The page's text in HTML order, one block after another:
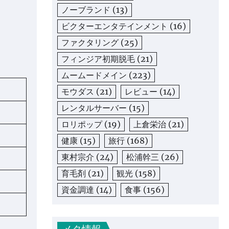
ノーブランド (13)
ビクターエンタテインメント (16)
ファクタリング (25)
フィンジア初期脱毛 (21)
ムームードメイン (223)
モウダス (21) レビュー (14)
レンタルサーバー (15)
ロリポップ(19) 上倉栄治 (21)
健康 (15) 旅行 (168)
東村宗介 (24) 松浦幹三 (26)
育毛剤 (21) 観光 (158)
資金調達 (14) 食事 (156)